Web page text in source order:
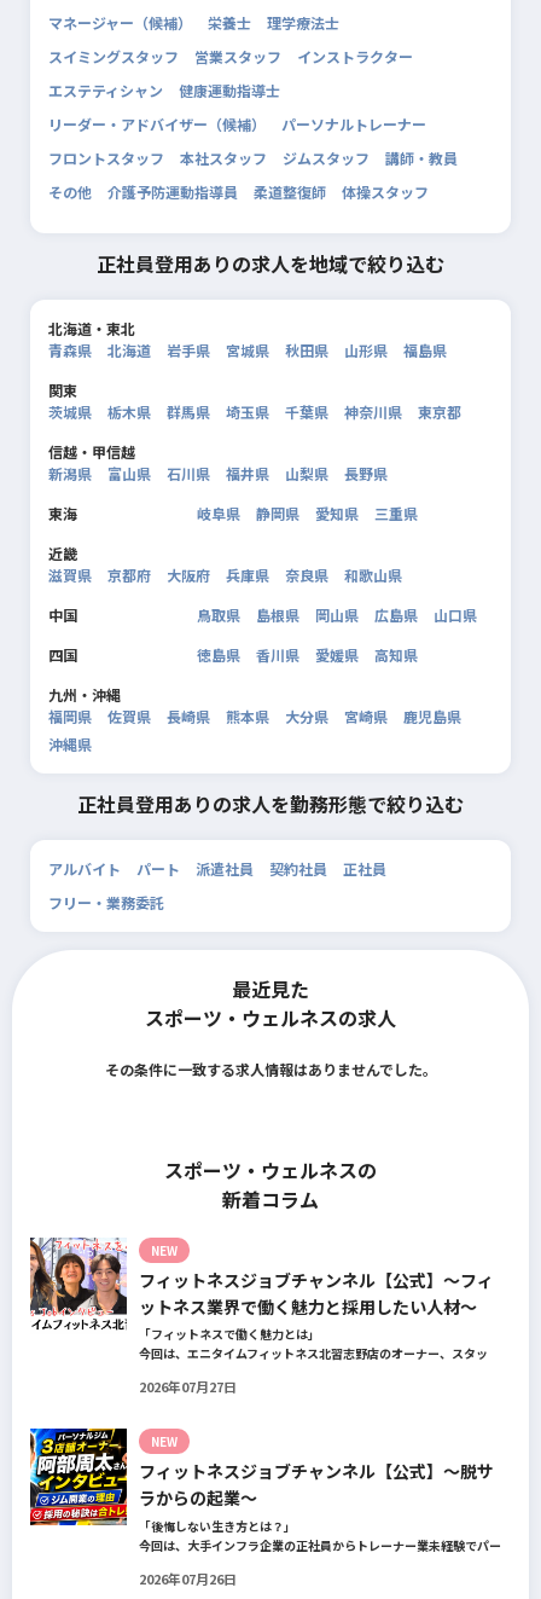
マネージャー（候補）
栄養士
理学療法士
スイミングスタッフ
営業スタッフ
インストラクター
エステティシャン
健康運動指導士
リーダー・アドバイザー（候補）
パーソナルトレーナー
フロントスタッフ
本社スタッフ ジムスタッフ
講師・教員
その他
介護予防運動指導員 柔道整復師 体操スタッフ
正社員登用ありの求人を地域で絞り込む
北海道・東北
青森県
北海道 岩手県 宮城県 秋田県 山形県
福島県
関東
茨城県
栃木県 群馬県 埼玉県 千葉県 神奈川県
東京都
信越・甲信越
新潟県
富山県 石川県 福井県 山梨県
長野県
東海
岐阜県 静岡県 愛知県
三重県
近畿
滋賀県
京都府 大阪府 兵庫県 奈良県
和歌山県
中国
鳥取県 島根県 岡山県 広島県
山口県
四国
徳島県 香川県 愛媛県
高知県
九州・沖縄
福岡県
佐賀県 長崎県 熊本県 大分県 宮崎県
鹿児島県
沖縄県
正社員登用ありの求人を勤務形態で絞り込む
アルバイト パート 派遣社員 契約社員
正社員
フリー・業務委託
最近見た
スポーツ・ウェルネスの求人
その条件に一致する求人情報はありませんでした。
スポーツ・ウェルネスの
新着コラム
NEW
フィットネスジョブチャンネル【公式】～フィ
ットネス業界で働く魅力と採用したい人材～
「フィットネスで働く魅力とは」
今回は、エニタイムフィットネス北習志野店のオーナー、スタッ
についてインタビュー。オーナー様からはスタッフの採用基準、実
はそのスタッフの皆様がつくる施設やフィットネスについての魅力
を語っていただきました。
2026年07月27日
NEW
フィットネスジョブチャンネル【公式】～脱サ
ラからの起業～
「後悔しない生き方とは？」
今回は、大手インフラ企業の正社員からトレーナー業未経験でパー
の阿部周大さんへインタビュー。
2026年07月26日